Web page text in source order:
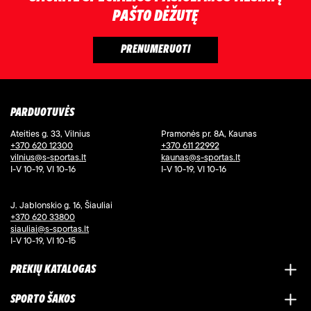
PAŠTO DĖŽUTĘ
PARDUOTUVĖS
Ateities g. 33, Vilnius
+370 620 12300
vilnius@s-sportas.lt
I-V 10-19, VI 10-16
Pramonės pr. 8A, Kaunas
+370 611 22992
kaunas@s-sportas.lt
I-V 10-19, VI 10-16
J. Jablonskio g. 16, Šiauliai
+370 620 33800
siauliai@s-sportas.lt
I-V 10-19, VI 10-15
PREKIŲ KATALOGAS
SPORTO ŠAKOS